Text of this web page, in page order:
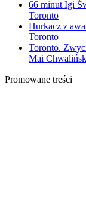
66 minut Igi
Toronto
Hurkacz z
Toronto
Toronto.
Mai
Promowane treści